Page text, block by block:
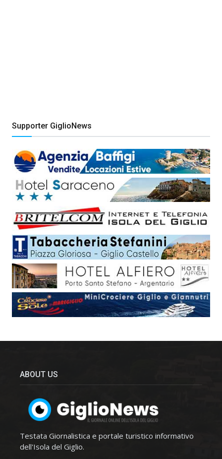
Supporter GiglioNews
ABOUT US
Testata Giornalistica e portale turistico informativo
dell'Isola del Giglio.